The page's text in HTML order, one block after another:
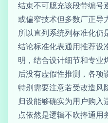
结束不可臆充该段带编号
或偏窄技术但多数厂正导
所以直列系统列标准化仍
结论标准化表通用推荐
明，结合设计细节和专业
后没有虚假性推测，各项
特别需要注意若受改造风
归设能够确实为用户购入
点依然是逻辑不吹捧通用